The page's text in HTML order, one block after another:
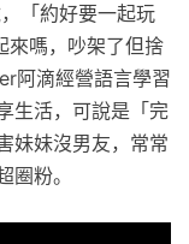
「約好要一起玩
來嗎，吵架了但捨
阿滴經營語言學習
生活，可說是「完
妹妹沒男友，常常
粉。